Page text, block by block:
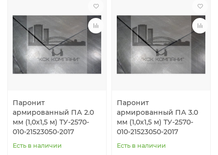
Паронит
армированный ПА 2.0
мм (1,0х1,5 м) ТУ-2570-
010-21523050-2017
Есть в наличии
Паронит
армированный ПА 3.0
мм (1,0х1,5 м) ТУ-2570-
010-21523050-2017
Есть в наличии